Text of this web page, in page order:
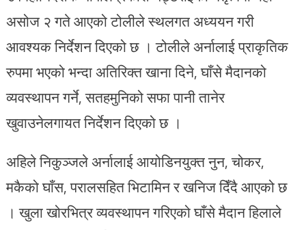
असोज २ गते आएको टोलीले स्थलगत अध्ययन गरी
आवश्यक निर्देशन दिएको छ । टोलीले अर्नालाई प्राकृतिक
रुपमा भएको भन्दा अतिरिक्त खाना दिने, घाँसे मैदानको
व्यवस्थापन गर्ने, सतहमुनिको सफा पानी तानेर
खुवाउनेलगायत निर्देशन दिएको छ ।
अहिले निकुञ्जले अर्नालाई आयोडिनयुक्त नुन, चोकर,
मकैको घाँस, परालसहित भिटामिन र खनिज दिँदै आएको छ
। खुला खोरभित्र व्यवस्थापन गरिएको घाँसे मैदान हिलाले